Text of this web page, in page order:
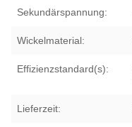
Sekundärspannung:
Wickelmaterial:
Effizienzstandard(s):
Lieferzeit: